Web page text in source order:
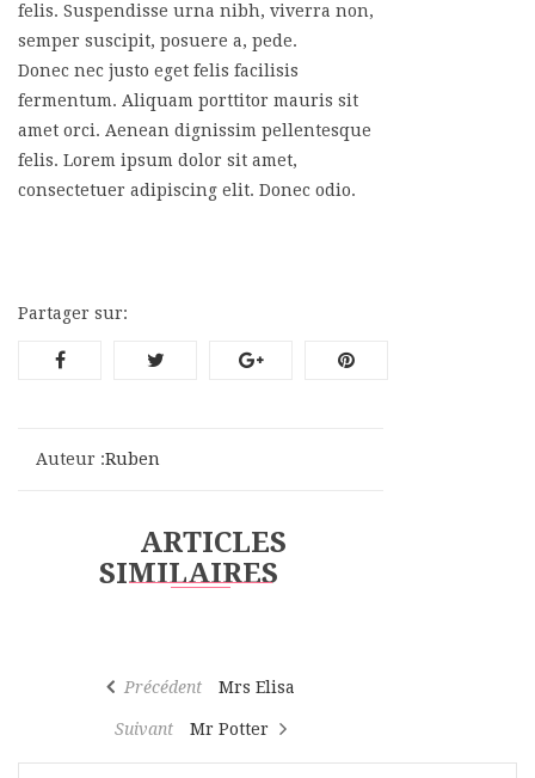
felis. Suspendisse urna nibh, viverra non,
semper suscipit, posuere a, pede.
Donec nec justo eget felis facilisis
fermentum. Aliquam porttitor mauris sit
amet orci. Aenean dignissim pellentesque
felis. Lorem ipsum dolor sit amet,
consectetuer adipiscing elit. Donec odio.
Partager sur:
Auteur :Ruben
ARTICLES
SIMILAIRES
Navigation
l’article
Article
Précédent Mrs Elisa
Article
suivant
Suivant Mr Potter